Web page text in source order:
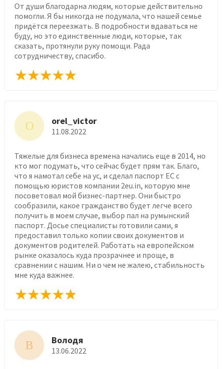
От души благодарна людям, которые действительно
помогли. Я бы никогда не подумала, что нашей семье
придётся переезжать. В подробности вдаваться не
буду, но это единственные люди, которые, так
сказать, протянули руку помощи. Рада
сотрудничеству, спасибо.
O orel_victor
11.08.2022
Тяжелые для бизнеса времена начались еще в 2014, но
кто мог подумать, что сейчас будет прям так. Благо,
что я намотал себе на ус, и сделал паспорт ЕС с
помощью юристов компании 2eu.in, которую мне
посоветовал мой бизнес-партнер. Они быстро
сообразили, какое гражданство будет легче всего
получить в моем случае, выбор пал на румынский
паспорт. Досье специалисты готовили сами, я
предоставил только копии своих документов и
документов родителей. Работать на европейском
рынке оказалось куда прозрачнее и проще, в
сравнении с нашим. Ни о чем не жалею, стабильность
мне куда важнее.
В Володя
13.06.2022